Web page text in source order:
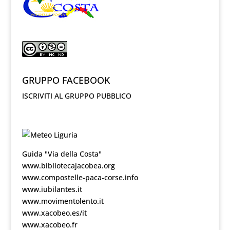
GRUPPO FACEBOOK
ISCRIVITI AL GRUPPO PUBBLICO
Guida "Via della Costa"
www.bibliotecajacobea.org
www.compostelle-paca-corse.info
www.iubilantes.it
www.movimentolento.it
www.xacobeo.es/it
www.xacobeo.fr